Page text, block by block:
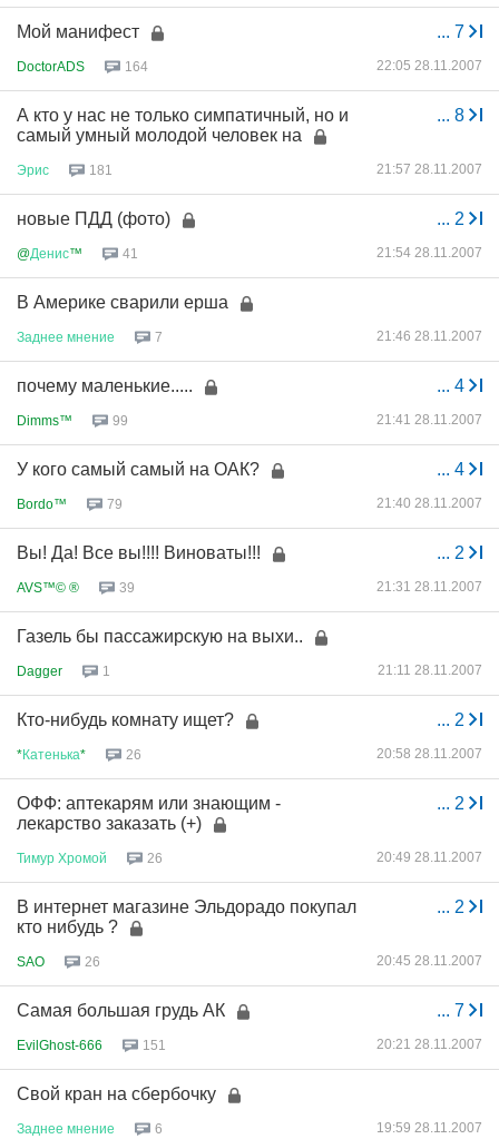
... 7
Мой манифест
DoctorADS 164 22:05 28.11.2007
... 8
А кто у нас не только симпатичный, но и
самый умный молодой человек на
Эрис 181 21:57 28.11.2007
... 2
новые ПДД (фото)
@Денис™ 41 21:54 28.11.2007
В Америке сварили ерша
Заднее мнение 7 21:46 28.11.2007
... 4
почему маленькие.....
Dimms™ 99 21:41 28.11.2007
... 4
У кого самый самый на ОАК?
Bordo™ 79 21:40 28.11.2007
... 2
Вы! Да! Все вы!!!! Виноваты!!!
AVS™© ® 39 21:31 28.11.2007
Газель бы пассажирскую на выхи..
Dagger 1 21:11 28.11.2007
... 2
Кто-нибудь комнату ищет?
*Катенька* 26 20:58 28.11.2007
... 2
ОФФ: аптекарям или знающим -
лекарство заказать (+)
Тимур Хромой 26 20:49 28.11.2007
... 2
В интернет магазине Эльдорадо покупал
кто нибудь ?
SAO 26 20:45 28.11.2007
... 7
Самая большая грудь АК
EvilGhost-666 151 20:21 28.11.2007
Свой кран на сбербочку
Заднее мнение 6 19:59 28.11.2007